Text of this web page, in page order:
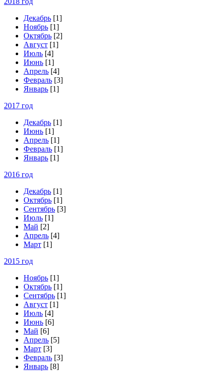
Декабрь [1]
Ноябрь [1]
Октябрь [2]
Август [1]
Июль [4]
Июнь [1]
Апрель [4]
Февраль [3]
Январь [1]
2017 год
Декабрь [1]
Июнь [1]
Апрель [1]
Февраль [1]
Январь [1]
2016 год
Декабрь [1]
Октябрь [1]
Сентябрь [3]
Июль [1]
Май [2]
Апрель [4]
Март [1]
2015 год
Ноябрь [1]
Октябрь [1]
Сентябрь [1]
Август [1]
Июль [4]
Июнь [6]
Май [6]
Апрель [5]
Март [3]
Февраль [3]
Январь [8]